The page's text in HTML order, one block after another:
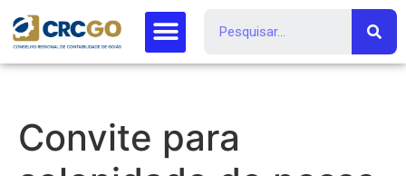
Convite para